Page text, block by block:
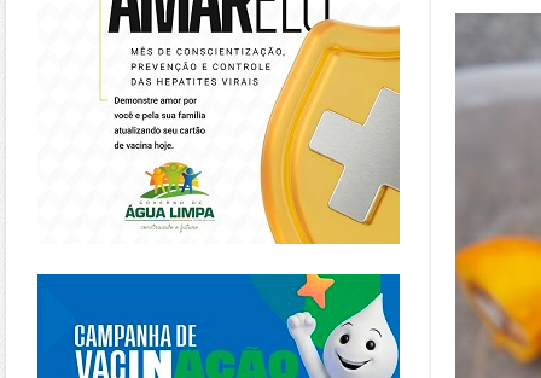
https://piracanjuba.go.gov.br/